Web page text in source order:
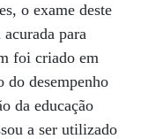
o exame deste
para
foi criado em
do desempenho
da educação
a ser utilizado